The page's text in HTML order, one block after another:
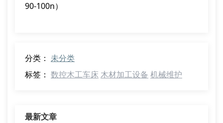
90-100n）
分类： 未分类
标签： 数控木工车床 木材加工设备 机械维护
最新文章